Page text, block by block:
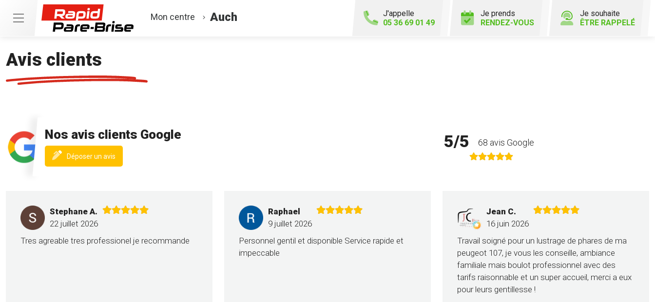
Mon centre Auch
J'appelle
05 36 69 01 49
Je prends
RENDEZ-VOUS
Je souhaite
ÊTRE RAPPELÉ
Avis clients
Nos avis clients Google
Déposer un avis
fenêtre)
5/5 68 avis Google
Stephane A.
22 juillet 2026
Tres agreable tres professionel je recommande
Raphael
9 juillet 2026
Personnel gentil et disponible Service rapide et
impeccable
Jean C.
16 juin 2026
Travail soigné pour un lustrage de phares de ma
peugeot 107, je vous les conseille, ambiance
familiale mais boulot professionnel avec des
tarifs raisonnable et un super accueil, merci a eux
pour leurs gentillesse !